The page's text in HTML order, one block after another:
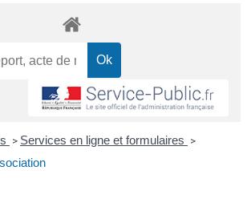
> Services en ligne et formulaires >